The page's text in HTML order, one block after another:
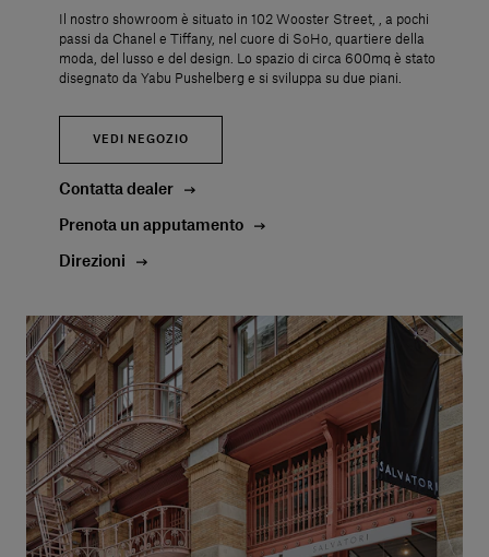
Il nostro showroom è situato in 102 Wooster Street, , a pochi
passi da Chanel e Tiffany, nel cuore di SoHo, quartiere della
moda, del lusso e del design. Lo spazio di circa 600mq è stato
disegnato da Yabu Pushelberg e si sviluppa su due piani.
VEDI NEGOZIO
Contatta dealer
Prenota un apputamento
Direzioni